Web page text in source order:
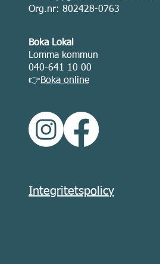
Org.nr: 802428-0763
Boka Lokal
Lomma kommun
040-641 10 00
👉Boka online
Integritetspolicy